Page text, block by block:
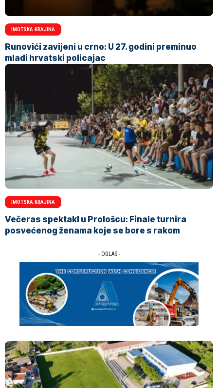
IMOTSKA KRAJINA
Runovići zavijeni u crno: U 27. godini preminuo
mladi hrvatski policajac
IMOTSKA KRAJINA
Večeras spektakl u Prološcu: Finale turnira
posvećenog ženama koje se bore s rakom
- OGLAS -